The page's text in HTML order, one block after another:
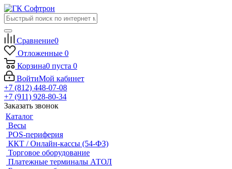
Сравнение0
Отложенные 0
Корзина0 пуста 0
ВойтиМой кабинет
+7 (812) 448-07-08
+7 (911) 928-80-34
Заказать звонок
Каталог
Весы
POS-периферия
ККТ / Онлайн-кассы (54-ФЗ)
Торговое оборудование
Платежные терминалы АТОЛ